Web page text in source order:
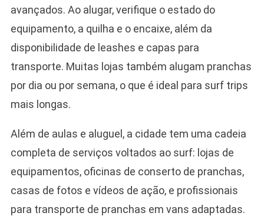
avançados. Ao alugar, verifique o estado do
equipamento, a quilha e o encaixe, além da
disponibilidade de leashes e capas para
transporte. Muitas lojas também alugam pranchas
por dia ou por semana, o que é ideal para surf trips
mais longas.
Além de aulas e aluguel, a cidade tem uma cadeia
completa de serviços voltados ao surf: lojas de
equipamentos, oficinas de conserto de pranchas,
casas de fotos e vídeos de ação, e profissionais
para transporte de pranchas em vans adaptadas.